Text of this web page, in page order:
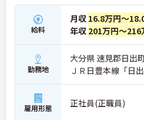
給料
月収 16.8万円～
年収 201万円～216
勤務地
大分県 速見郡日出
ＪＲ日豊本線「日
雇用形態 正社員(正職員)